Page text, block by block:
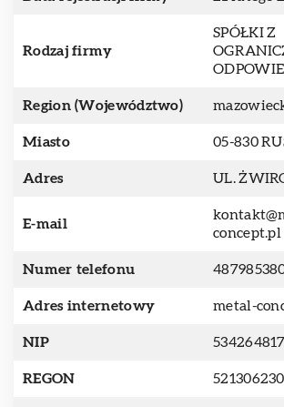
Rodzaj firmy
SPÓŁKI Z
Region (Województwo)
Miasto 05-830
Adres UL.
E-mail
concept.pl
Numer telefonu
Adres internetowy metal-
NIP
REGON 521306230